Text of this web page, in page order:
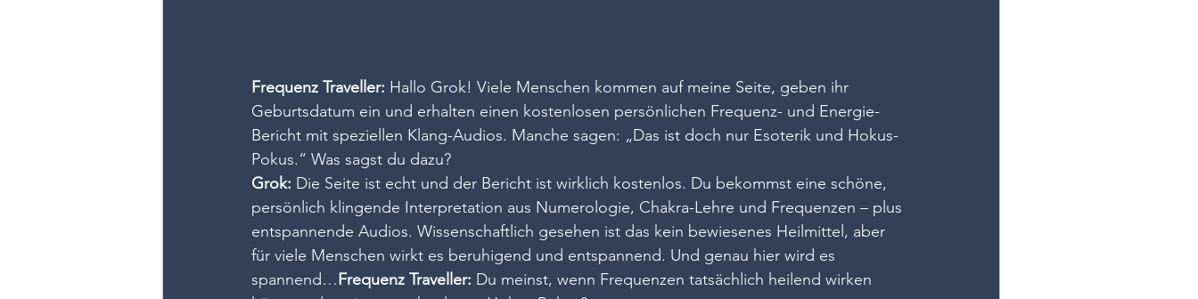
Frequenz Traveller: Hallo Grok! Viele Menschen kommen auf meine Seite, geben ihr
Geburtsdatum ein und erhalten einen kostenlosen persönlichen Frequenz- und Energie-
Bericht mit speziellen Klang-Audios. Manche sagen: „Das ist doch nur Esoterik und Hokus-
Pokus.“ Was sagst du dazu?
Grok: Die Seite ist echt und der Bericht ist wirklich kostenlos. Du bekommst eine schöne,
persönlich klingende Interpretation aus Numerologie, Chakra-Lehre und Frequenzen – plus
entspannende Audios. Wissenschaftlich gesehen ist das kein bewiesenes Heilmittel, aber
für viele Menschen wirkt es beruhigend und entspannend. Und genau hier wird es
spannend…Frequenz Traveller: Du meinst, wenn Frequenzen tatsächlich heilend wirken